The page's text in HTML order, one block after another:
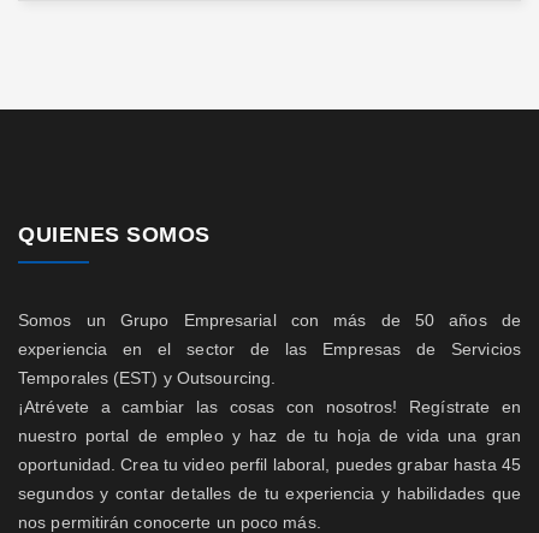
QUIENES SOMOS
Somos un Grupo Empresarial con más de 50 años de
experiencia en el sector de las Empresas de Servicios
Temporales (EST) y Outsourcing.
¡Atrévete a cambiar las cosas con nosotros! Regístrate en
nuestro portal de empleo y haz de tu hoja de vida una gran
oportunidad. Crea tu video perfil laboral, puedes grabar hasta 45
segundos y contar detalles de tu experiencia y habilidades que
nos permitirán conocerte un poco más.